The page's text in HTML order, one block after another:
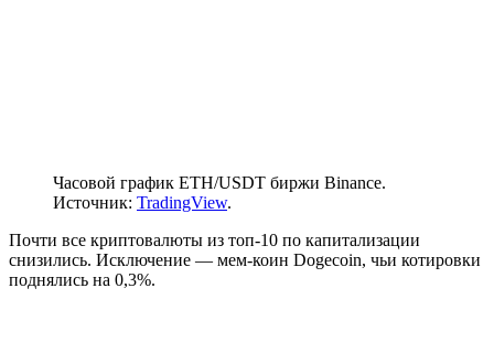
Часовой график ETH/USDT биржи Binance.
Источник: TradingView.
Почти все криптовалюты из топ-10 по капитализации
снизились. Исключение — мем-коин Dogecoin, чьи котировки
поднялись на 0,3%.